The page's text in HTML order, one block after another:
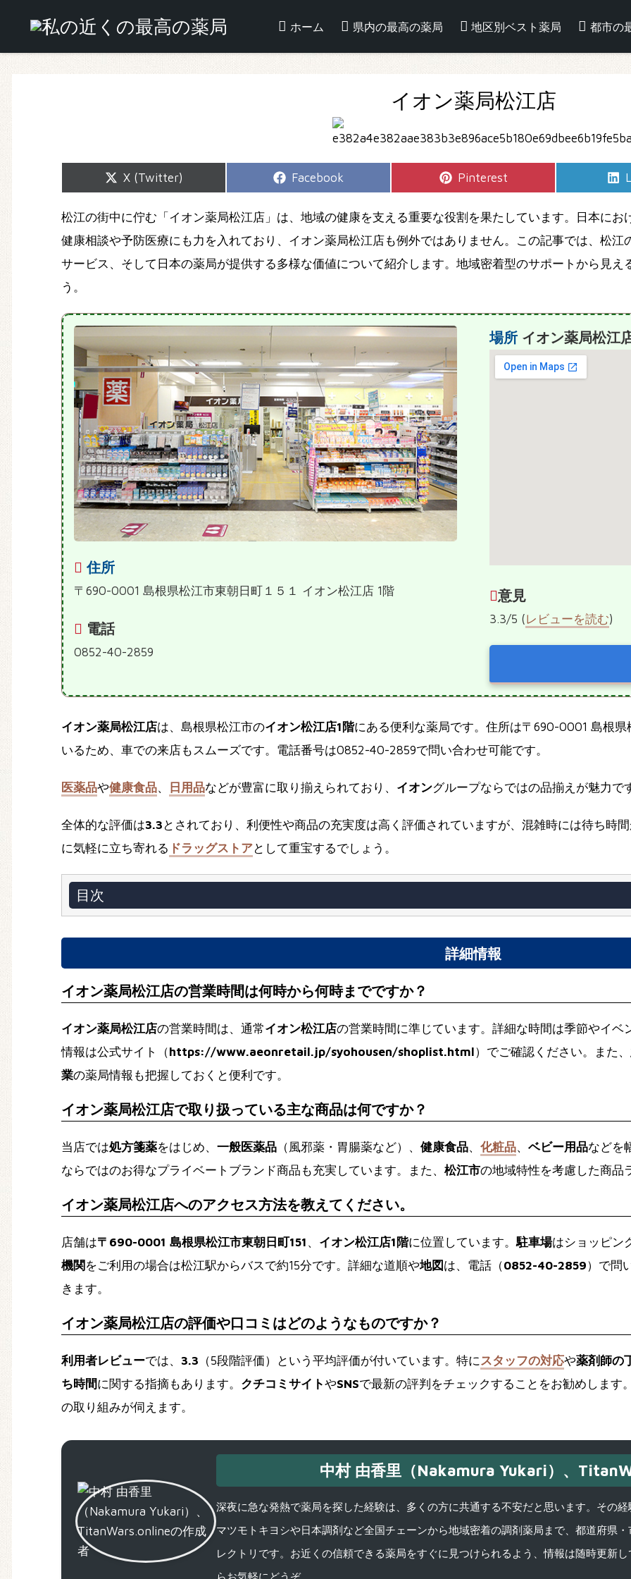
ホーム 県内の最高の薬局 地区別ベスト薬局 都市の
イオン薬局松江店
Share
X (Twitter)
Share
Facebook
Share
Pinterest
松江の街中に佇む「イオン薬局松江店」は、地域の健康を支える重要な役割を果たしています。日本に
健康相談や予防医療にも力を入れており、イオン薬局松江店も例外ではありません。この記事では、松
サービス、そして日本の薬局が提供する多様な価値について紹介します。地域密着型のサポートから見
う。
住所
〒690-0001 島根県松江市東朝日町１５１ イオン松江店 1階
電話
0852-40-2859
場所イオン薬局松江
意見
3.3/5 (レビューを読む)
イオン薬局松江店は、島根県松江市のイオン松江店1階にある便利な薬局です。住所は〒690-0001 島根
いるため、車での来店もスムーズです。電話番号は0852-40-2859で問い合わせ可能です。
医薬品や健康食品、 日用品などが豊富に取り揃えられており、 イオングループならではの品揃えが魅力で
全体的な評価は3.3 とされており、利便性や商品の充実度は高く評価されていますが、混雑時には待ち時
に気軽に立ち寄れる ドラッグストアとして重宝するでしょう。
目次
詳細情報
イオン薬局松江店の営業時間は何時から何時までですか？
イオン薬局松江店の営業時間は、通常イオン松江店の営業時間に準じています。詳細な時間は季節やイ
情報は公式サイト（https://www.aeonretail.jp/syohousen/shoplist.html）でご確認ください。また
業の薬局情報も把握しておくと便利です。
イオン薬局松江店で取り扱っている主な商品は何ですか？
当店では処方箋薬をはじめ、 一般医薬品 （風邪薬・胃腸薬など）、 健康食品、 化粧品、 ベビー用品などを
ならではのお得なプライベートブランド商品も充実しています。また、 松江市の地域特性を考慮した商品
イオン薬局松江店へのアクセス方法を教えてください。
店舗は〒690-0001 島根県松江市東朝日町151 、 イオン松江店1階に位置しています。駐車場はショッピン
機関 をご利用の場合は松江駅からバスで約15分です。詳細な道順や地図は、電話（0852-40-2859）で問
きます。
イオン薬局松江店の評価や口コミはどのようなものですか？
利用者レビューでは、 3.3 （5段階評価）という平均評価が付いています。特に スタッフの対応や薬剤師の
ち時間に関する指摘もあります。 クチコミサイトやSNSで最新の評判をチェックすることをお勧めします
の取り組みが伺えます。
中村 由香里（Nakamura Yukari）、
深夜に急な発熱で薬局を探した経験は、多くの方に共通する不安だと思います。その
マツモトキヨシや日本調剤など全国チェーンから地域密着の調剤薬局まで、都道府県
レクトリです。お近くの信頼できる薬局をすぐに見つけられるよう、情報は随時更新
らお気軽にどうぞ。